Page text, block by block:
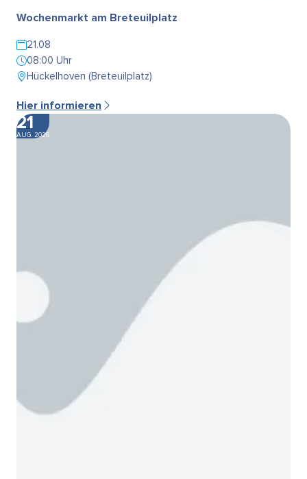
Wochenmarkt am Breteuilplatz
21.08
08:00 Uhr
Hückelhoven (Breteuilplatz)
Hier informieren
21
AUG. 2026